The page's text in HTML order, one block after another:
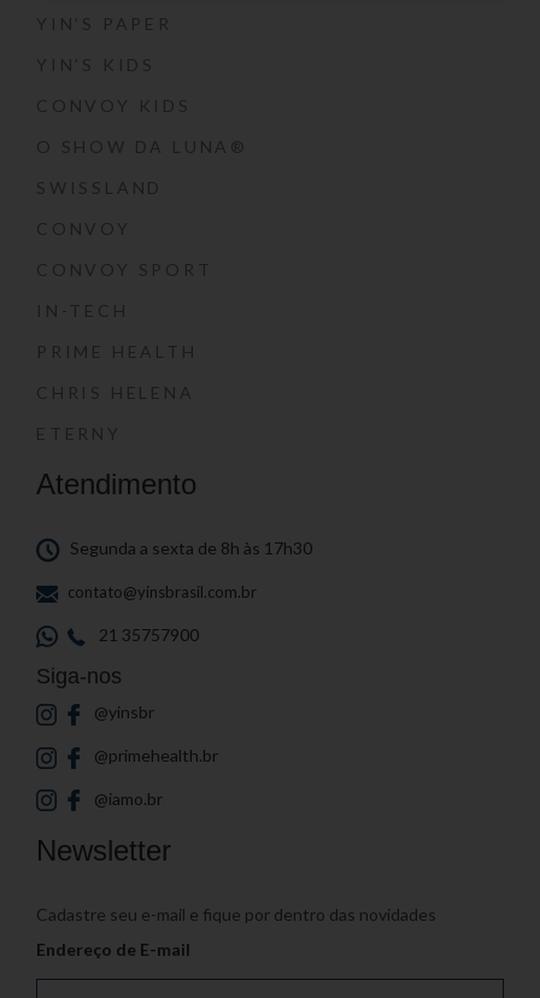
YIN’S PAPER
YIN’S KIDS
CONVOY KIDS
O SHOW DA LUNA®
SWISSLAND
CONVOY
CONVOY SPORT
IN-TECH
PRIME HEALTH
CHRIS HELENA
ETERNY
Atendimento
Segunda a sexta de 8h às 17h30
contato@yinsbrasil.com.br
21 35757900
Siga-nos
@yinsbr
@primehealth.br
@iamo.br
Newsletter
Cadastre seu e-mail e fique por dentro das novidades
Endereço de E-mail